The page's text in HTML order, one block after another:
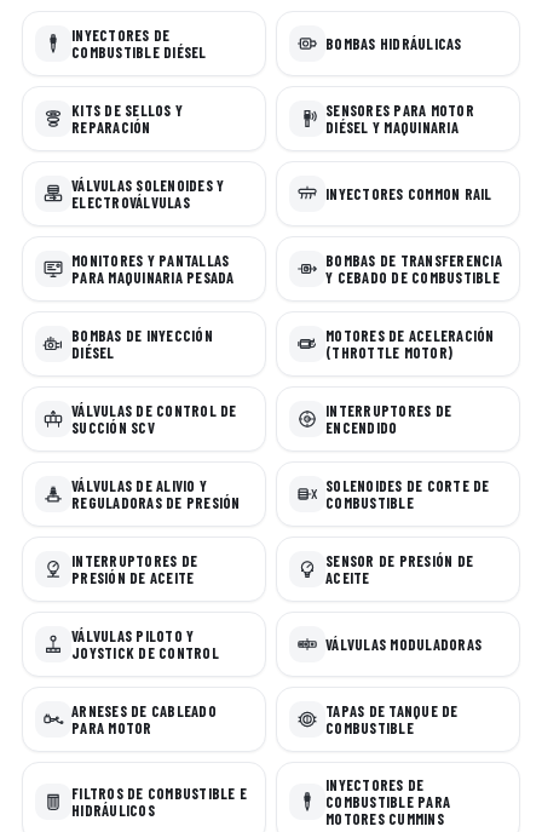
INYECTORES DE
COMBUSTIBLE DIÉSEL
BOMBAS HIDRÁULICAS
KITS DE SELLOS Y
REPARACIÓN
SENSORES PARA MOTOR
DIÉSEL Y MAQUINARIA
VÁLVULAS SOLENOIDES Y
ELECTROVÁLVULAS
INYECTORES COMMON RAIL
MONITORES Y PANTALLAS
PARA MAQUINARIA PESADA
BOMBAS DE TRANSFERENCIA
Y CEBADO DE COMBUSTIBLE
BOMBAS DE INYECCIÓN
DIÉSEL
MOTORES DE ACELERACIÓN
(THROTTLE MOTOR)
VÁLVULAS DE CONTROL DE
SUCCIÓN SCV
INTERRUPTORES DE
ENCENDIDO
VÁLVULAS DE ALIVIO Y
REGULADORAS DE PRESIÓN
SOLENOIDES DE CORTE DE
COMBUSTIBLE
INTERRUPTORES DE
PRESIÓN DE ACEITE
SENSOR DE PRESIÓN DE
ACEITE
VÁLVULAS PILOTO Y
JOYSTICK DE CONTROL
VÁLVULAS MODULADORAS
ARNESES DE CABLEADO
PARA MOTOR
TAPAS DE TANQUE DE
COMBUSTIBLE
FILTROS DE COMBUSTIBLE E
HIDRÁULICOS
INYECTORES DE
COMBUSTIBLE PARA
MOTORES CUMMINS